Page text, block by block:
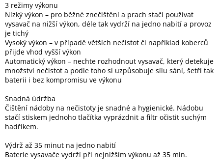
3 režimy výkonu
Nízký výkon – pro běžné znečištění a prach stačí používat
vysavač na nižší výkon, déle tak vydrží na jedno nabití a provoz
je tichý
Vysoký výkon – v případě větších nečistot či například koberců
přijde vhod vyšší výkon
Automatický výkon – nechte rozhodnout vysavač, který detekuje
množství nečistot a podle toho si uzpůsobuje sílu sání, šetří tak
baterii i bez kompromisu ve výkonu
Snadná údržba
Čištění nádoby na nečistoty je snadné a hygienické. Nádobu
stačí stiskem jednoho tlačítka vyprázdnit a filtr očistit suchým
hadříkem.
Výdrž až 35 minut na jedno nabití
Baterie vysavače vydrží při nejnižším výkonu až 35 min.